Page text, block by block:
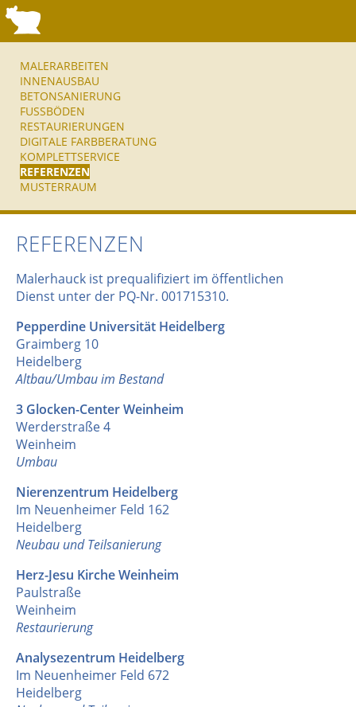
MALERARBEITEN
INNENAUSBAU
BETONSANIERUNG
FUSSBÖDEN
RESTAURIERUNGEN
DIGITALE FARBBERATUNG
KOMPLETTSERVICE
REFERENZEN
MUSTERRAUM
REFERENZEN
Malerhauck ist prequalifiziert im öffentlichen
Dienst unter der PQ-Nr. 001715310.
Pepperdine Universität Heidelberg
Graimberg 10
Heidelberg
Altbau/Umbau im Bestand
3 Glocken-Center Weinheim
Werderstraße 4
Weinheim
Umbau
Nierenzentrum Heidelberg
Im Neuenheimer Feld 162
Heidelberg
Neubau und Teilsanierung
Herz-Jesu Kirche Weinheim
Paulstraße
Weinheim
Restaurierung
Analysezentrum Heidelberg
Im Neuenheimer Feld 672
Heidelberg